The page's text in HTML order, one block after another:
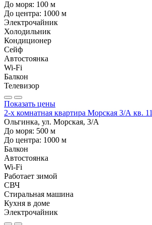
До моря: 100 м
До центра: 1000 м
Электрочайник
Холодильник
Кондиционер
Сейф
Автостоянка
Wi-Fi
Балкон
Телевизор
Показать цены
2-х комнатная квартира Морская 3/А кв. 11
Ольгинка, ул. Морская, 3/А
До моря: 500 м
До центра: 1000 м
Балкон
Автостоянка
Wi-Fi
Работает зимой
СВЧ
Стиральная машина
Кухня в доме
Электрочайник